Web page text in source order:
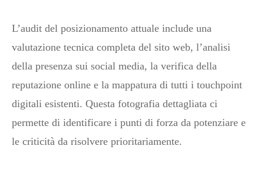
L’audit del posizionamento attuale include una
valutazione tecnica completa del sito web, l’analisi
della presenza sui social media, la verifica della
reputazione online e la mappatura di tutti i touchpoint
digitali esistenti. Questa fotografia dettagliata ci
permette di identificare i punti di forza da potenziare e
le criticità da risolvere prioritariamente.